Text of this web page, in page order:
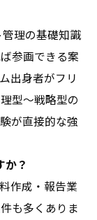
理の基礎知識
参画できる案
出身者がフリ
型〜戦略型の
が直接的な強
か？
作成・報告業
も多くありま